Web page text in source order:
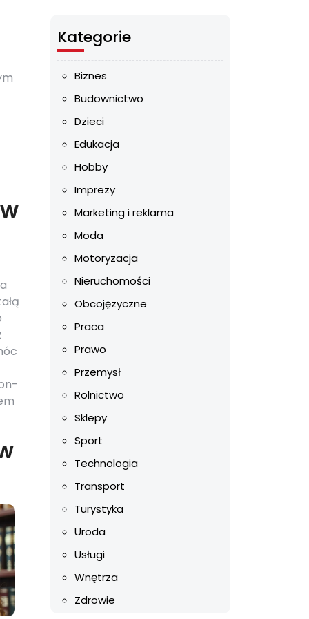
Kategorie
Biznes
Budownictwo
Dzieci
Edukacja
Hobby
Imprezy
Marketing i reklama
Moda
Motoryzacja
Nieruchomości
Obcojęzyczne
Praca
Prawo
Przemysł
Rolnictwo
Sklepy
Sport
Technologia
Transport
Turystyka
Uroda
Usługi
Wnętrza
Zdrowie